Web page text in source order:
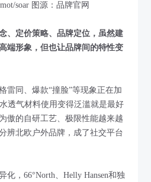
soar 图源：品牌官网
、定价策略、品牌定位，虽然建
端形象，但也让品牌间的特性变
雷同、爆款“撞脸”等现象正在加
透气材料使用变得泛滥就是最好
傲的自研工艺、极限性能越来越
辨北欧户外品牌，成了社交平台
化，66°North、Helly Hansen和独